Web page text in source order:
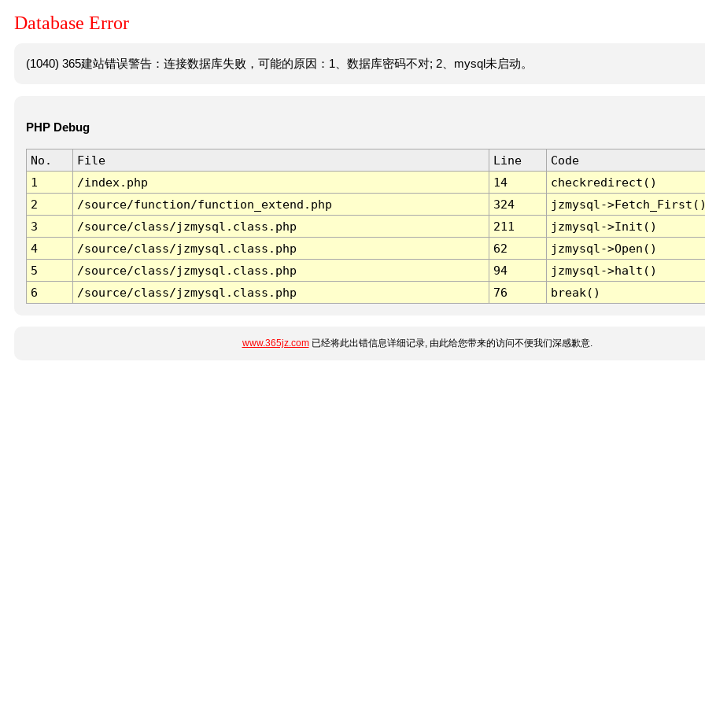
Database Error
(1040) 365建站错误警告：连接数据库失败，可能的原因：1、数据库密码不对; 2、mysql未启动。
PHP Debug
No. File Line
Code
1
/index.php 14
checkredirect()
2
/source/function/function_extend.php 324
jzmysql-
3
/source/class/jzmysql.class.php 211
jzmysql->Init()
4
/source/class/jzmysql.class.php 62
jzmysql->Open()
5
/source/class/jzmysql.class.php 94
jzmysql->halt()
6
/source/class/jzmysql.class.php 76 break()
www.365jz.com已经将此出错信息详细记录, 由此给您带来的访问不便我们深感歉意.